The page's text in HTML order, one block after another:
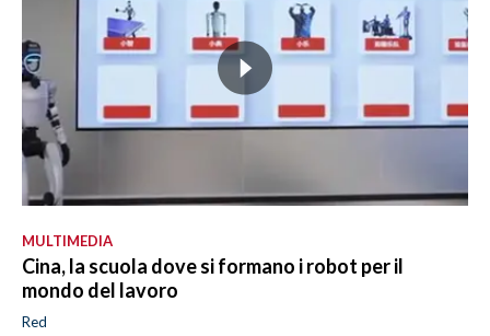
MULTIMEDIA
Cina, la scuola dove si formano i robot per il
mondo del lavoro
Red